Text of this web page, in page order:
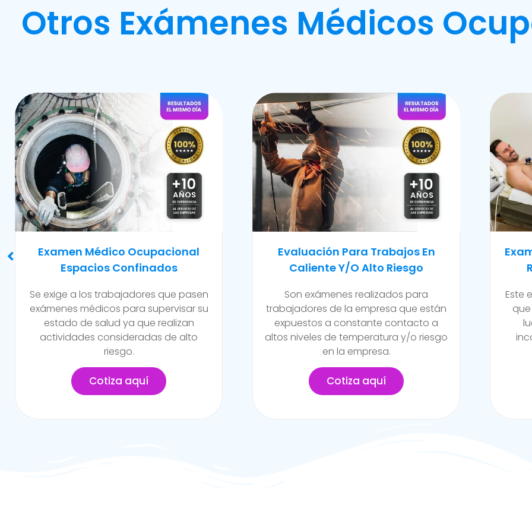
Otros Exámenes Médicos
Evaluación Para Trabajos En
Caliente Y/o Alto Riesgo
Son exámenes realizados para
trabajadores de la empresa que están
expuestos a constante contacto a
altos niveles de temperatura y/o riesgo
en la empresa.
Cotiza aquí
Examen Médico Ocupacional De
Reincorporación Laboral
Este examen se realiza al colaborador
que se incorpora a la organización
luego de haber sufrido alguna
incapacidad temporal propia del
trabajo.
Cotiza aquí
Se
de